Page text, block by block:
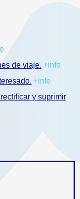
de viaje. +info
+info
y suprimir